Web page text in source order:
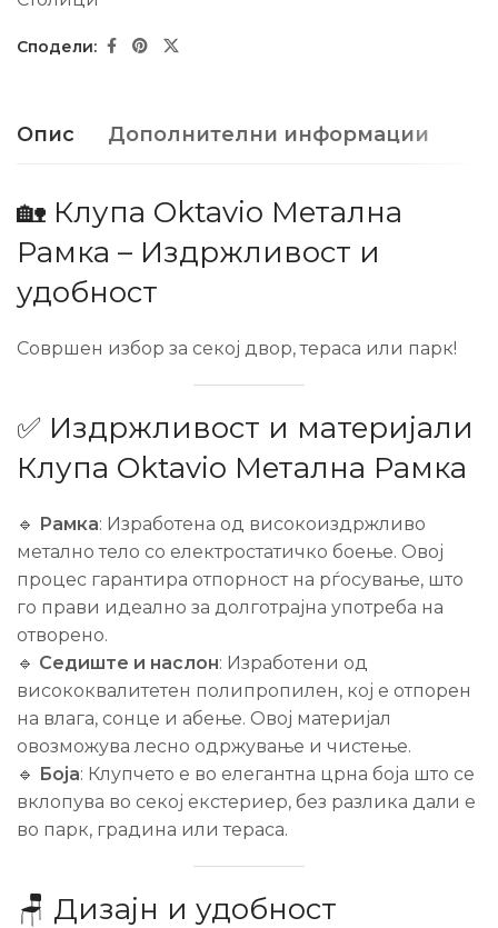
Опис Дополнителни информации
🏡 Клупа Oktavio Метална
Рамка – Издржливост и
удобност
Совршен избор за секој двор, тераса или парк!
✅ Издржливост и материјали
Клупа Oktavio Метална Рамка
🔹 Рамка: Изработена од високоиздржливо
метално тело со електростатичко боење. Овој
процес гарантира отпорност на рѓосување, што
го прави идеално за долготрајна употреба на
отворено.
🔹 Седиште и наслон: Изработени од
висококвалитетен полипропилен, кој е отпорен
на влага, сонце и абење. Овој материјал
овозможува лесно одржување и чистење.
🔹 Боја: Клупчето е во елегантна црна боја што се
вклопува во секој екстериер, без разлика дали е
во парк, градина или тераса.
🪑 Дизајн и удобност